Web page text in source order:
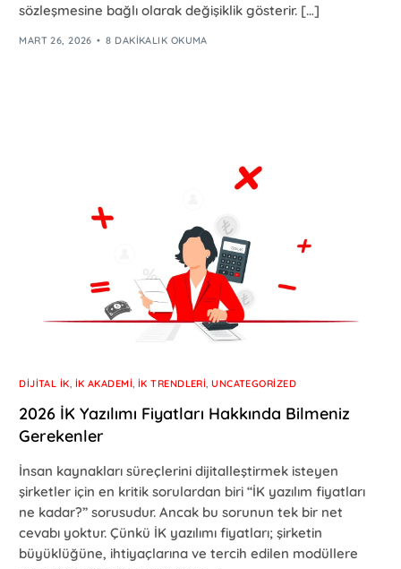
sözleşmesine bağlı olarak değişiklik gösterir. […]
MART 26, 2026 8 DAKIKALIK OKUMA
DIJITAL İK, İK AKADEMI, İK TRENDLERI,UNCATEGORIZED
2026 İK Yazılımı Fiyatları Hakkında Bilmeniz
Gerekenler
İnsan kaynakları süreçlerini dijitalleştirmek isteyen
şirketler için en kritik sorulardan biri “İK yazılım fiyatları
ne kadar?” sorusudur. Ancak bu sorunun tek bir net
cevabı yoktur. Çünkü İK yazılımı fiyatları; şirketin
büyüklüğüne, ihtiyaçlarına ve tercih edilen modüllere